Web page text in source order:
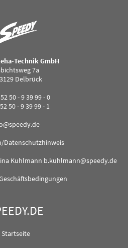
Technik GmbH
7a
Delbrück
50 - 9 39 99 - 0
50 - 9 39 99 - 1
Datenschutzhinweis
Kuhlmann b.kuhlmann@speedy.de
Startseite